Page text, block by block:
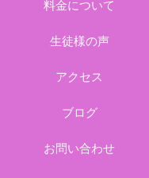
料金について
生徒様の声
アクセス
ブログ
お問い合わせ